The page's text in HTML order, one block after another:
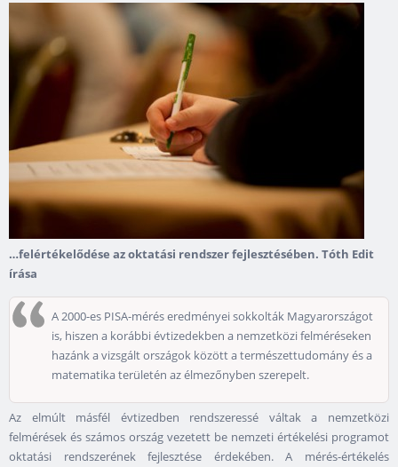
…felértékelődése az oktatási rendszer fejlesztésében. Tóth Edit
írása
A 2000-es PISA-mérés eredményei sokkolták Magyarországot
is, hiszen a korábbi évtizedekben a nemzetközi felméréseken
hazánk a vizsgált országok között a természettudomány és a
matematika területén az élmezőnyben szerepelt.
Az elmúlt másfél évtizedben rendszeressé váltak a nemzetközi
felmérések és számos ország vezetett be nemzeti értékelési programot
oktatási rendszerének fejlesztése érdekében. A mérés-értékelés